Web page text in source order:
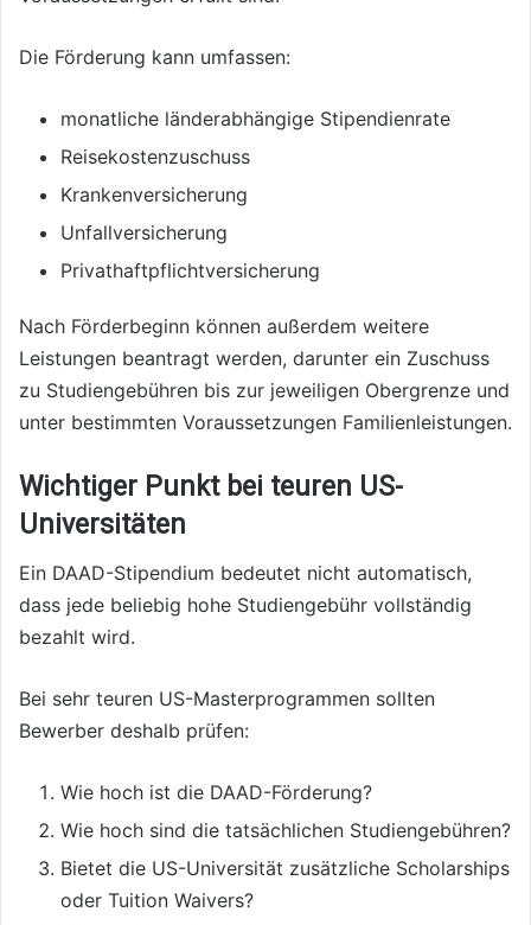
Die Förderung kann umfassen:
monatliche länderabhängige Stipendienrate
Reisekostenzuschuss
Krankenversicherung
Unfallversicherung
Privathaftpflichtversicherung
Nach Förderbeginn können außerdem weitere
Leistungen beantragt werden, darunter ein Zuschuss
zu Studiengebühren bis zur jeweiligen Obergrenze und
unter bestimmten Voraussetzungen Familienleistungen.
Wichtiger Punkt bei teuren US-
Universitäten
Ein DAAD-Stipendium bedeutet nicht automatisch,
dass jede beliebig hohe Studiengebühr vollständig
bezahlt wird.
Bei sehr teuren US-Masterprogrammen sollten
Bewerber deshalb prüfen:
Wie hoch ist die DAAD-Förderung?
Wie hoch sind die tatsächlichen Studiengebühren?
Bietet die US-Universität zusätzliche Scholarships
oder Tuition Waivers?